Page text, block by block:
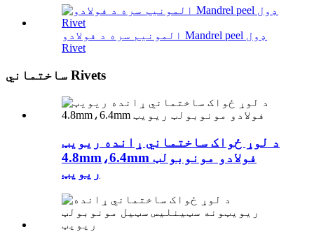
المونیم سره د فولادو Mandrel peel ډول
Rivet
ساختماني Rivets
د لوړ ځواک ساختماني ړانده ریویټ
4.8mm،6.4mm فولادو مونوبولټ
ریویټ